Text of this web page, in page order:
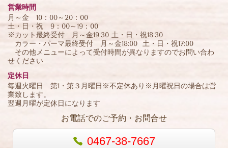
営業時間
月～金 10：00～20：00
土・日・祝 9：00～19：00
※カット最終受付 月～金19:30 土・日・祝18:30
カラー・パーマ最終受付 月～金18:00 土・日・祝17:00
その他メニューによって受付時間が異なりますのでお問い合わ
せください
定休日
毎週火曜日 第1・第３月曜日※不定休あり※月曜祝日の場合は営
業致します。
翌週月曜が定休日になります
お電話でのご予約・お問合せ
0467-38-7667